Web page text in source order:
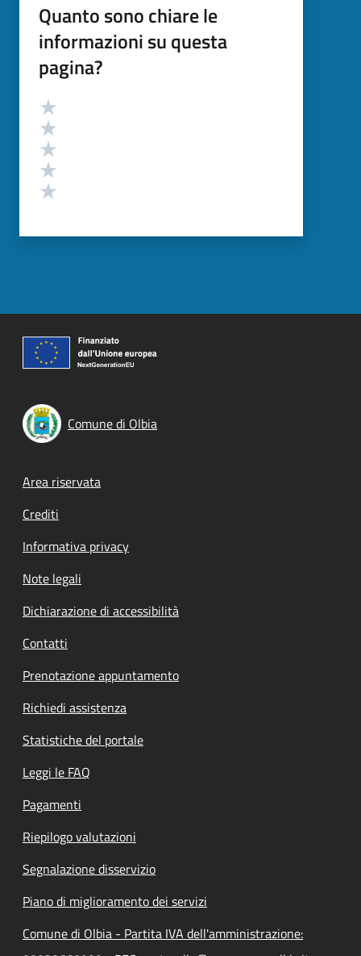
Quanto sono chiare le
informazioni su questa
pagina?
Valutazione
Comune di Olbia
Footer menu
Area riservata
Crediti
Informativa privacy
Note legali
Dichiarazione di accessibilità
Contatti
Prenotazione appuntamento
Richiedi assistenza
Statistiche del portale
Leggi le FAQ
Pagamenti
Riepilogo valutazioni
Segnalazione disservizio
Piano di miglioramento dei servizi
Comune di Olbia - Partita IVA dell'amministrazione: